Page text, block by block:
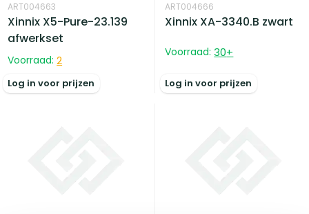
ART004663
Xinnix X5-Pure-23.139
afwerkset
Voorraad: 2
Log in voor prijzen
ART004666
Xinnix XA-3340.B zwart
Voorraad: 30+
Log in voor prijzen